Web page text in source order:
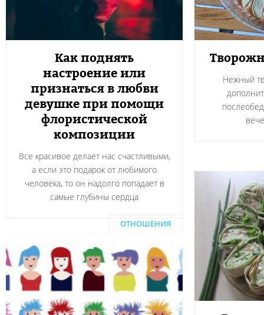
Как поднять
настроение или
признаться в любви
девушке при помощи
флористической
композиции
Все красивое делает нас счастливыми,
а если это подарок от любимого
человека, то он надолго попадает в
самые глубины сердца
Нежный
ОТНОШЕНИЯ